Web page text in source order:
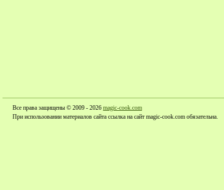
Все права защищены © 2009 - 2026 magic-cook.com
При использовании материалов сайта ссылка на сайт magic-cook.com обязательна.